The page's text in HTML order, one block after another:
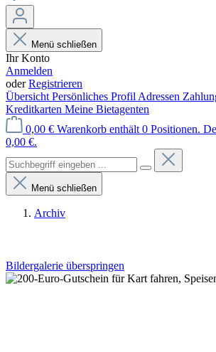
Menü schließen
Ihr Konto
Anmelden
oderRegistrieren
Übersicht Persönliches Profil Adressen
Kreditkarten Meine Bietagenten
0,00 € Warenkorb enthält 0 Positionen.
0,00 €.
Menü schließen
Archiv
Bildergalerie überspringen